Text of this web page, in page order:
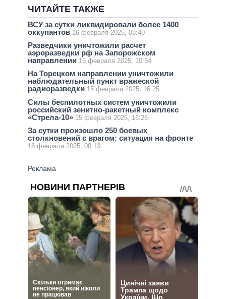
ЧИТАЙТЕ ТАКЖЕ
ВСУ за сутки ликвидировали более 1400
оккупантов 16 февраля 2025, 08:40
Разведчики уничтожили расчет
аэроразведки рф на Запорожском
направлении 15 февраля 2025, 10:54
На Торецком направлении уничтожили
наблюдательный пункт вражеской
радиоразведки 15 февраля 2025, 16:25
Силы беспилотных систем уничтожили
российский зенитно-ракетный комплекс
«Стрела-10» 15 февраля 2025, 18:26
За сутки произошло 250 боевых
столкновений с врагом: ситуация на фронте
16 февраля 2025, 00:13